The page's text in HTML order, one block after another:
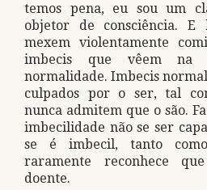
temos pena, eu sou um
objetor de consciência. E
mexem violentamente
imbecis que vêem na
normalidade. Imbecis
culpados por o ser, tal
nunca admitem que o são.
imbecilidade não se ser
se é imbecil, tanto
raramente reconhece
doente.